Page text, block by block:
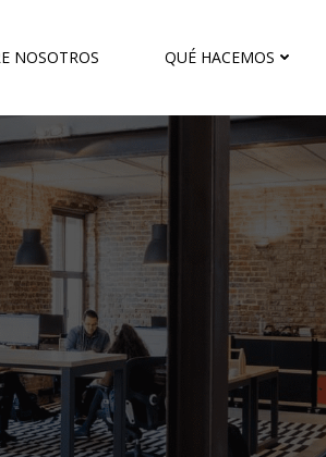
NOSOTROS QUÉ HACEMOS